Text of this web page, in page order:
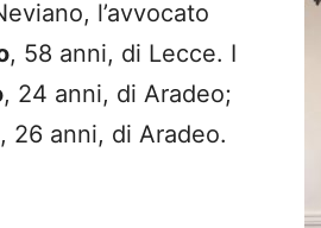
l’avvocato
, 58 anni, di Lecce. I
, 24 anni, di Aradeo;
, 26 anni, di Aradeo.